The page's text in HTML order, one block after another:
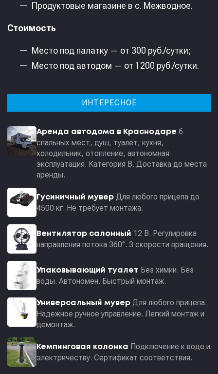
Продуктовые магазине в с. Межводное.
Стоимость
Место под палатку — от 300 руб./сутки;
Место под автодом — от 1200 руб./сутки.
ИНТЕРЕСНОЕ
Аренда автодома в Краснодаре 6
спальных мест, душ, туалет, кухня,
холодильник, отопление, автономная
эксплуатация. Категория В. Доставка до места
аренды.
Гусиничный мувер Для любого прицепа до
4500 кг. Не требует монтажа.
Вентилятор салонный 12 В. Регулировка
направления потока 360°. 3 скорости вращения.
Упаковывающий туалет Без химии. Без
воды. Автономен. Быстрый монтаж.
Универсальный мувер Для любого прицепа.
Надежное ручное управление. Легкий монтаж и
демонтаж.
Кемпинговая колонка Подключение к воде и
электричеству. Сертификат соответствия.